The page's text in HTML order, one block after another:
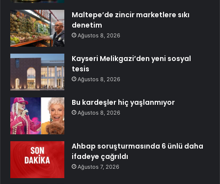
Maltepe’de zincir marketlere sıkı
denetim
Ağustos 8, 2026
Kayseri Melikgazi’den yeni sosyal
tesis
Ağustos 8, 2026
Bu kardeşler hiç yaşlanmıyor
Ağustos 8, 2026
Ahbap soruşturmasında 6 ünlü daha
ifadeye çağrıldı
Ağustos 7, 2026